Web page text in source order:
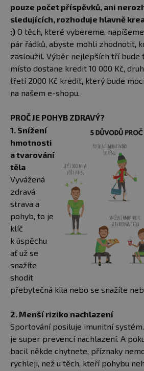
pouze počet příspěvků, ani
sledujících, rozhoduje hlavně
:) O těch, které vybereme,
pár řádků, abyste mohli zhodnotit,
zasloužil. Výběr nejlepších tří bude
místo dostane kredit 10 000 Kč,
třetí 2000 Kč kredit, který bude
na našem e-shopu.
PROČ JE POHYB ZDRAVÝ?
1. Snížení
hmotnosti
a tvarování
těla
Vyvážená
zdravá
strava a
pohyb, to je
klíč
k úspěchu
ať už se
snažíte
shodit
přebytečná kila nebo se snažíte
2. Menší riziko nachlazení
Sportování posiluje imunitní
je super prevencí nachlazení. A
bacil někde chytnete, příznaky
rychleji, než u těch, kteří pohybu